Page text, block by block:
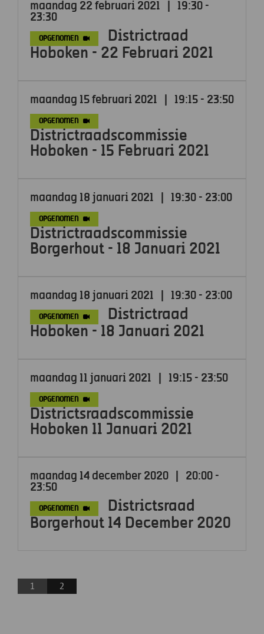
maandag 22 februari 2021
19:30 -
23:30
OPGENOMEN
Districtraad
Hoboken - 22 Februari 2021
maandag 15 februari 2021 19:15 - 23:50
OPGENOMEN
Districtraadscommissie
Hoboken - 15 Februari 2021
maandag 18 januari 2021 19:30 - 23:00
OPGENOMEN
Districtraadscommissie
Borgerhout - 18 Januari 2021
maandag 18 januari 2021 19:30 - 23:00
OPGENOMEN
Districtraad
Hoboken - 18 Januari 2021
maandag 11 januari 2021 19:15 - 23:50
OPGENOMEN
Districtsraadscommissie
Hoboken 11 Januari 2021
maandag 14 december 2020
20:00 -
23:50
OPGENOMEN
Districtsraad
Borgerhout 14 December 2020
1 2